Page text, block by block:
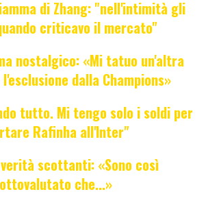
di Zhang: "nell'intimità gli
criticavo il mercato"
nostalgico: «Mi tatuo un'altra
dalla Champions»
tutto. Mi tengo solo i soldi per
Rafinha all'Inter"
scottanti: «Sono così
che...»